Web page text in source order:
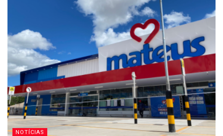
NOTÍCIAS